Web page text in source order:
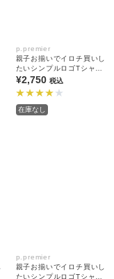
p.premier
親子お揃いでイロチ買いし
たいシンプルロゴTシャツ
(大人) 全9色 リンク
¥2,750 税込
在庫なし
p.premier
親子お揃いでイロチ買いし
たいシンプルロゴTシャツ